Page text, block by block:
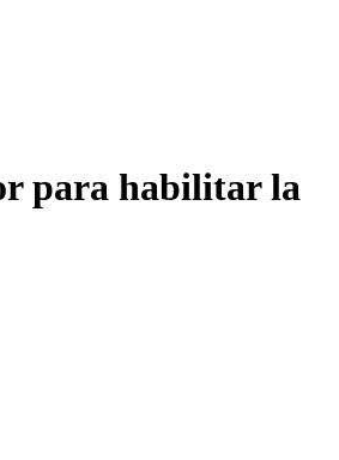
para habilitar la